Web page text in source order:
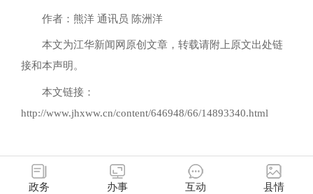
作者：熊洋 通讯员 陈洲洋
本文为江华新闻网原创文章，转载请附上原文出处链
接和本声明。
本文链接：
http://www.jhxww.cn/content/646948/66/14893340.html
政务 办事 互动 县情